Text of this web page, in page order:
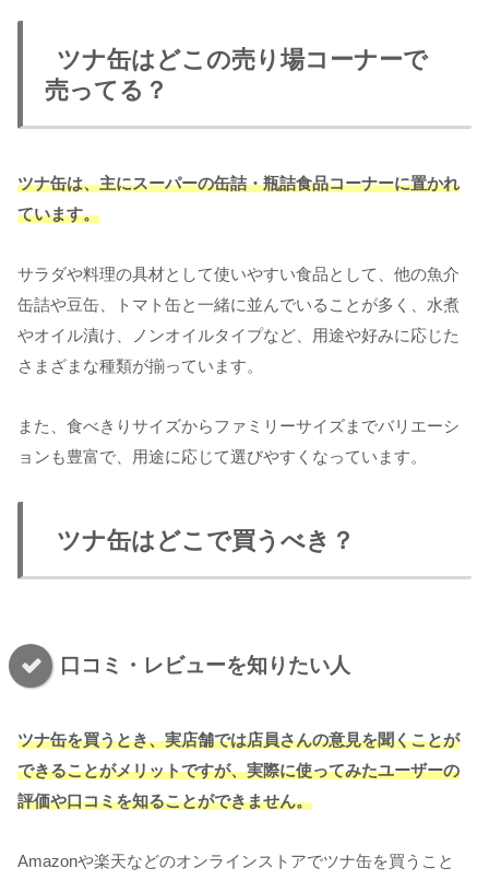
ツナ缶はどこの売り場コーナーで
売ってる？
ツナ缶は、主にスーパーの缶詰・瓶詰食品コーナーに置かれ
ています。
サラダや料理の具材として使いやすい食品として、他の魚介
缶詰や豆缶、トマト缶と一緒に並んでいることが多く、水煮
やオイル漬け、ノンオイルタイプなど、用途や好みに応じた
さまざまな種類が揃っています。
また、食べきりサイズからファミリーサイズまでバリエーシ
ョンも豊富で、用途に応じて選びやすくなっています。
ツナ缶はどこで買うべき？
口コミ・レビューを知りたい人
ツナ缶を買うとき、実店舗では店員さんの意見を聞くことが
できることがメリットですが、実際に使ってみたユーザーの
評価や口コミを知ることができません。
Amazonや楽天などのオンラインストアでツナ缶を買うこと